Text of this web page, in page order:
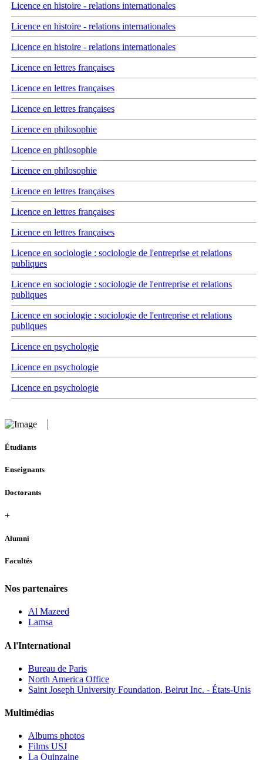
Licence en histoire - relations internationales
Licence en histoire - relations internationales
Licence en histoire - relations internationales
Licence en lettres françaises
Licence en lettres françaises
Licence en lettres françaises
Licence en philosophie
Licence en philosophie
Licence en philosophie
Licence en lettres françaises
Licence en lettres françaises
Licence en lettres françaises
Licence en sociologie : sociologie de l'entreprise et relations
publiques
Licence en sociologie : sociologie de l'entreprise et relations
publiques
Licence en sociologie : sociologie de l'entreprise et relations
publiques
Licence en psychologie
Licence en psychologie
Licence en psychologie
Étudiants
Enseignants
Doctorants
+
Alumni
Facultés
Nos partenaires
Al Mazeed
Lamsa
A l'International
Bureau de Paris
North America Office
Saint Joseph University Foundation, Beirut Inc. - États-Unis
Multimédias
Albums photos
Films USJ
La Quinzaine